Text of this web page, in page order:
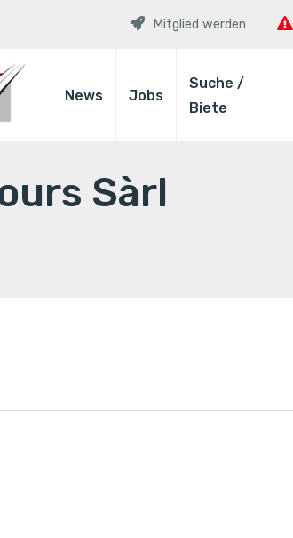
Mitglied werden
News Jobs
Suche /
Biete
Sàrl